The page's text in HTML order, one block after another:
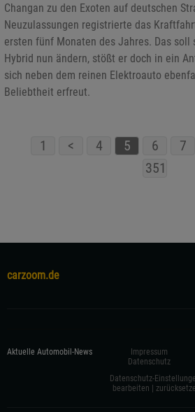
Changan zu den Exoten auf deutschen
Neuzulassungen registrierte das
ersten fünf Monaten des Jahres. Das soll
Hybrid nun ändern, stößt er doch in ein
sich neben dem reinen Elektroauto
Beliebtheit erfreut.
1 < 4 5 6 7
351
carzoom.de
Aktuelle Automobil-News
Impressum
Datenschutz
Datenschutz-
bearbeiten